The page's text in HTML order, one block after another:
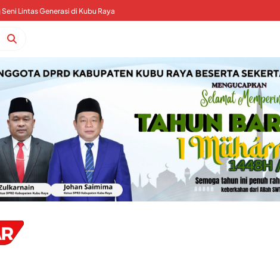
Lintas Generasi di Kubu Raya